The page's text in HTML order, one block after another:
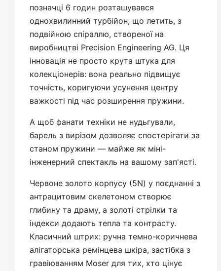
позначці 6 годин розташувався
однохвилинний турбійон, що летить, з
подвійною спіраллю, створеної на
виробництві Precision Engineering AG. Ця
інновація не просто крута штука для
колекціонерів: вона реально підвищує
точність, коригуючи усунення центру
важкості під час розширення пружини.
А щоб фанати техніки не нудьгували,
барель з вирізом дозволяє спостерігати за
станом пружини — майже як міні-
інженерний спектакль на вашому зап'ясті.
Червоне золото корпусу (5N) у поєднанні з
антрацитовим скелетоном створює
глибину та драму, а золоті стрілки та
індекси додають тепла та контрасту.
Класичний штрих: ручна темно-коричнева
алігаторська ремінцева шкіра, застібка з
гравіюванням Moser для тих, хто цінує